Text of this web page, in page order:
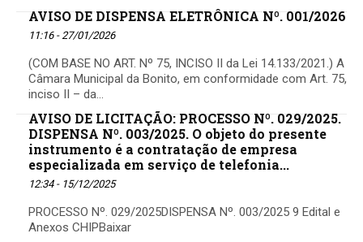
AVISO DE DISPENSA ELETRÔNICA Nº. 001/2026
11:16 - 27/01/2026
(COM BASE NO ART. Nº 75, INCISO II da Lei 14.133/2021.) A
Câmara Municipal da Bonito, em conformidade com Art. 75,
inciso II – da...
AVISO DE LICITAÇÃO: PROCESSO Nº. 029/2025.
DISPENSA Nº. 003/2025. O objeto do presente
instrumento é a contratação de empresa
especializada em serviço de telefonia...
12:34 - 15/12/2025
PROCESSO Nº. 029/2025DISPENSA Nº. 003/2025 9 Edital e
Anexos CHIPBaixar